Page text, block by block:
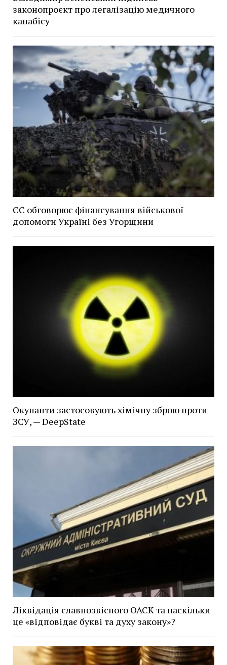
законопроєкт про легалізацію медичного
канабісу
ЄС обговорює фінансування військової
допомоги Україні без Угорщини
Окупанти застосовують хімічну зброю проти
ЗСУ, — DeepState
Ліквідація славнозвісного ОАСК та наскільки
це «відповідає букві та духу закону»?